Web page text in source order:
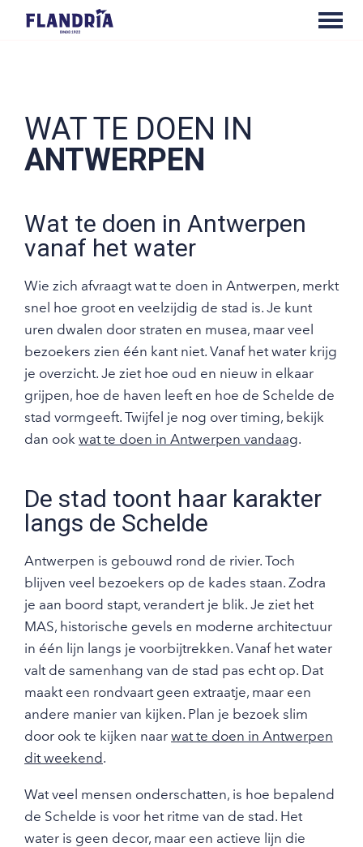
WAT TE DOEN IN
ANTWERPEN
Wat te doen in Antwerpen
vanaf het water
Wie zich afvraagt wat te doen in Antwerpen, merkt
snel hoe groot en veelzijdig de stad is. Je kunt
uren dwalen door straten en musea, maar veel
bezoekers zien één kant niet. Vanaf het water krijg
je overzicht. Je ziet hoe oud en nieuw in elkaar
grijpen, hoe de haven leeft en hoe de Schelde de
stad vormgeeft. Twijfel je nog over timing, bekijk
dan ook wat te doen in Antwerpen vandaag.
De stad toont haar karakter
langs de Schelde
Antwerpen is gebouwd rond de rivier. Toch
blijven veel bezoekers op de kades staan. Zodra
je aan boord stapt, verandert je blik. Je ziet het
MAS, historische gevels en moderne architectuur
in één lijn langs je voorbijtrekken. Vanaf het water
valt de samenhang van de stad pas echt op. Dat
maakt een rondvaart geen extraatje, maar een
andere manier van kijken. Plan je bezoek slim
door ook te kijken naar wat te doen in Antwerpen
dit weekend.
Wat veel mensen onderschatten, is hoe bepalend
de Schelde is voor het ritme van de stad. Het
water is geen decor, maar een actieve lijn die